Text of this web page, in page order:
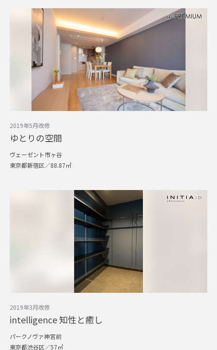
2019年5月改修
ゆとりの空間
ヴェーゼント市ヶ谷
東京都新宿区／88.87㎡
2019年3月改修
intelligence 知性と癒し
パークノヴァ神宮前
東京都渋谷区／57㎡